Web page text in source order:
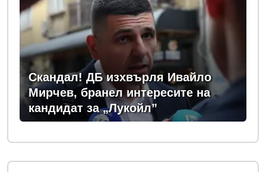
Скандал! ДБ изхвърля Ивайло
Мирчев, бранел интересите на
кандидат за „Лукойл”